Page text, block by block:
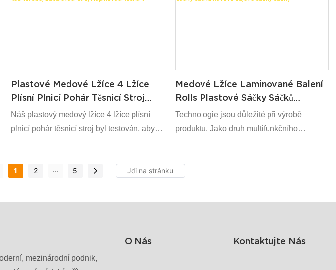
procesu. V oblasti aplikací obalů strojů se
uživatelský zážitek, zabíral trh Jakmile byl
Plastové Medové Lžíce 4 Lžíce
Plísní Plnicí Pohár Těsnicí Stroj
Zabalovací Stroj Naplňovací
Těsnění
Náš plastový medový lžíce 4 lžíce plísní
plnicí pohár těsnicí stroj byl testován, aby
zaměstnanců, jako jsou návrháři a r&D
konkurenceschopnější na trhu a přináší
zákazníkům více výhod.
Medové Lžíce Laminované Balení
Rolls Plastové Sáčky Sáčků
Kávové Čajové Sáčky Sáčky
Technologie jsou důležité při výrobě
produktu. Jako druh multifunkčního
1 2 ... 5
mezinárodní podnik,
O Nás Kontaktujte Nás